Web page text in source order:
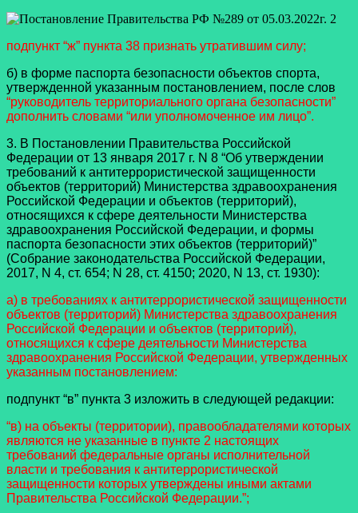
подпункт “ж” пункта 38 признать утратившим силу;
б) в форме паспорта безопасности объектов спорта,
утвержденной указанным постановлением, после слов
“руководитель территориального органа безопасности”
дополнить словами “или уполномоченное им лицо”.
3. В Постановлении Правительства Российской
Федерации от 13 января 2017 г. N 8 “Об утверждении
требований к антитеррористической защищенности
объектов (территорий) Министерства здравоохранения
Российской Федерации и объектов (территорий),
относящихся к сфере деятельности Министерства
здравоохранения Российской Федерации, и формы
паспорта безопасности этих объектов (территорий)”
(Собрание законодательства Российской Федерации,
2017, N 4, ст. 654; N 28, ст. 4150; 2020, N 13, ст. 1930):
а) в требованиях к антитеррористической защищенности
объектов (территорий) Министерства здравоохранения
Российской Федерации и объектов (территорий),
относящихся к сфере деятельности Министерства
здравоохранения Российской Федерации, утвержденных
указанным постановлением:
подпункт “в” пункта 3 изложить в следующей редакции:
“в) на объекты (территории), правообладателями которых
являются не указанные в пункте 2 настоящих
требований федеральные органы исполнительной
власти и требования к антитеррористической
защищенности которых утверждены иными актами
Правительства Российской Федерации.”;